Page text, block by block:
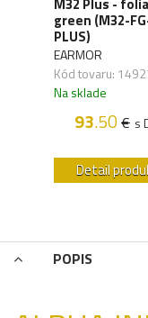
M32 Plus -
green (M32-
PLUS)
EARMOR
Kód tovaru:
Na sklade
93.50€ s
Detail
POPIS